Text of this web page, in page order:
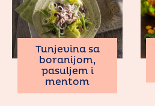
Tunjevina sa
boranijom,
pasuljem i
mentom